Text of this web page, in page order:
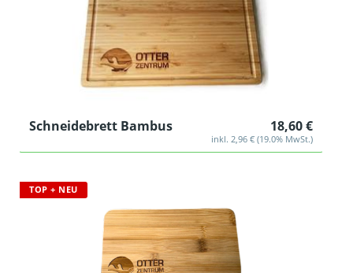
Schneidebrett Bambus 18,60 €
inkl. 2,96 € (19.0% MwSt.)
TOP + NEU